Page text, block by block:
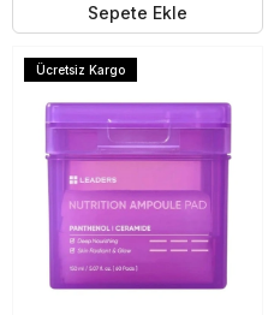
Sepete Ekle
Ücretsiz Kargo